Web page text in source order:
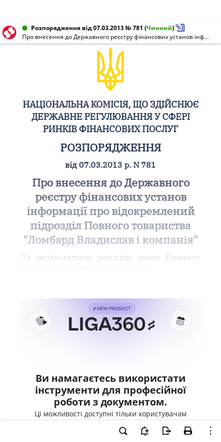
Розпорядження від 07.03.2013 № 781 (Чинний)
Про внесення до Державного реєстру фінансових установ інформації про відокремлений підрозділ Повного товариства "Ломбард Владислав і компанія"
НАЦІОНАЛЬНА КОМІСІЯ, ЩО ЗДІЙСНЮЄ
ДЕРЖАВНЕ РЕГУЛЮВАННЯ У СФЕРІ
РИНКІВ ФІНАНСОВИХ ПОСЛУГ
РОЗПОРЯДЖЕННЯ
від 07.03.2013 р. N 781
Про внесення до Державного
реєстру фінансових установ
інформації про відокремлений
підрозділ Повного товариства
"Ломбард Владислав і компанія"
За результатами розгляду заяви Повного
Ви намагаєтесь використати
інструменти для професійної
роботи з документом.
Ці можливості доступні тільки користувачам
LIGA360. Залишайте заявку та отримайте
доступ для професійної роботи прямо зараз.